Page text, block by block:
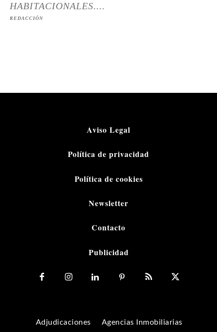
HABITACIONALES....
REDACCIÓN
Aviso Legal
Política de privacidad
Política de cookies
Newsletter
Contacto
Publicidad
Adjudicaciones
Agencias Inmobiliarias